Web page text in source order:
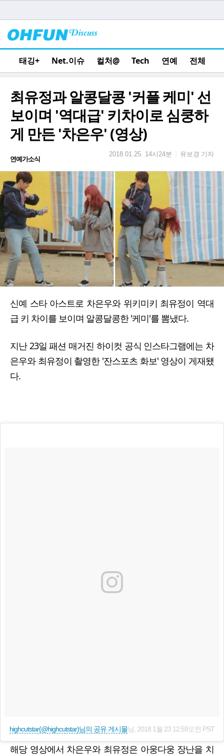
태깅+ Net.이슈 컬처@ Tech 연예 전체
최유정과 알콩달콩 '커플 케미' 선
보이며 '역대급' 키차이로 심쿵하
게 만든 '차은우' (영상)
연예가소식
2018.01.25. 14시24분 유보경 기자
신예 스타 아스트로 차은우와 위키미키 최유정이 역대
급 키 차이를 보이며 알콩달콩한 '케미'를 뽐냈다.
지난 23일 패션 매거진 하이컷 공식 인스타그램에는 차
은우와 최유정이 촬영한 '잔스포츠 화보' 영상이 게재됐
다.
highcutstar(@highcutstar)님의 공유 게시물님, 2018 1월 23 12:59오전 PST
해당 영상에서 차은우와 최유정은 아웅다웅 장난을 치